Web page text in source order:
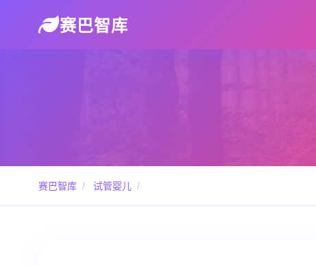
赛巴智库
赛巴智库 / 试管婴儿 /